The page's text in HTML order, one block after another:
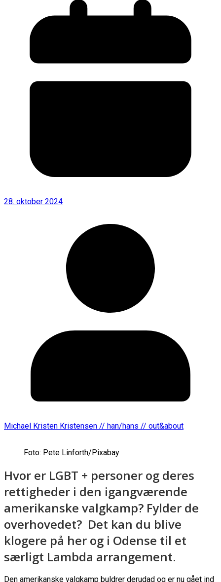
28. oktober 2024
Michael Kristen Kristensen // han/hans // out&about
Foto: Pete Linforth/Pixabay
Hvor er LGBT + personer og deres
rettigheder i den igangværende
amerikanske valgkamp? Fylder de
overhovedet? Det kan du blive
klogere på her og i Odense til et
særligt Lambda arrangement.
Den amerikanske valgkamp buldrer derudad og er nu gået ind